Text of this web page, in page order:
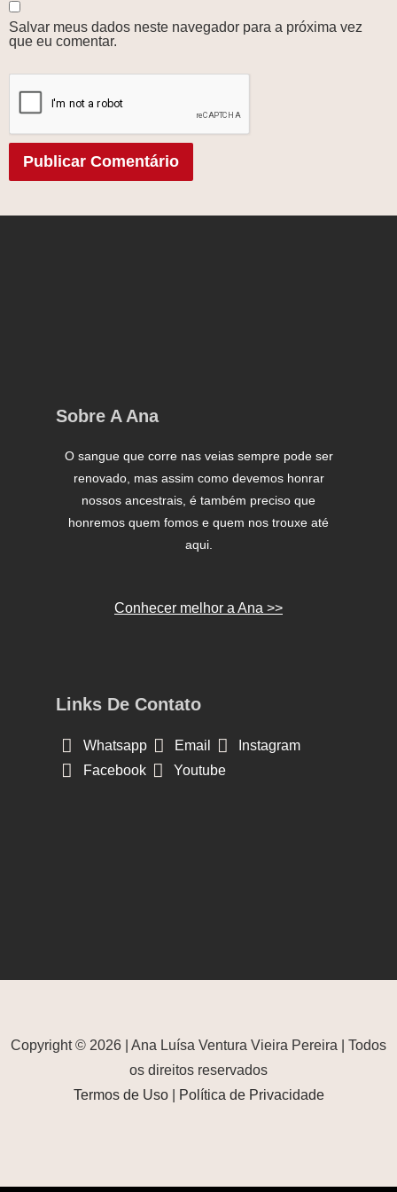
Salvar meus dados neste navegador para a próxima vez
que eu comentar.
Sobre A Ana
O sangue que corre nas veias sempre pode ser
renovado, mas assim como devemos honrar
nossos ancestrais, é também preciso que
honremos quem fomos e quem nos trouxe até
aqui.
Conhecer melhor a Ana >>
Links De Contato
Whatsapp Email
Instagram
Facebook
Youtube
Copyright © 2026 | Ana Luísa Ventura Vieira Pereira | Todos
os direitos reservados
Termos de Uso| Política de Privacidade